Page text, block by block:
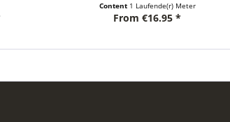
Content 1 Laufende(r) Meter
From €16.95 *